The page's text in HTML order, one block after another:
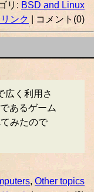
リ: BSD and Linux
ンク
| コメント(0)
広く利用さ
あるゲーム
みたので
, Other topics